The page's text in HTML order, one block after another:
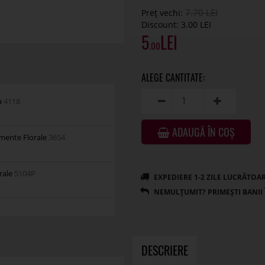
4118
Florale 3654
5104P
Preț vechi:
Discount: 3.00
5.00
ADAUGĂ ÎN COȘ
DESCRIERE